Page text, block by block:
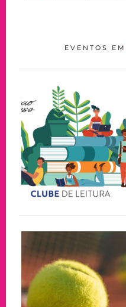
EVENTOS EM